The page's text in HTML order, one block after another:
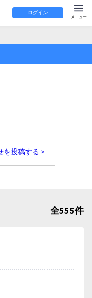
ログイン
を投稿する >
全555件